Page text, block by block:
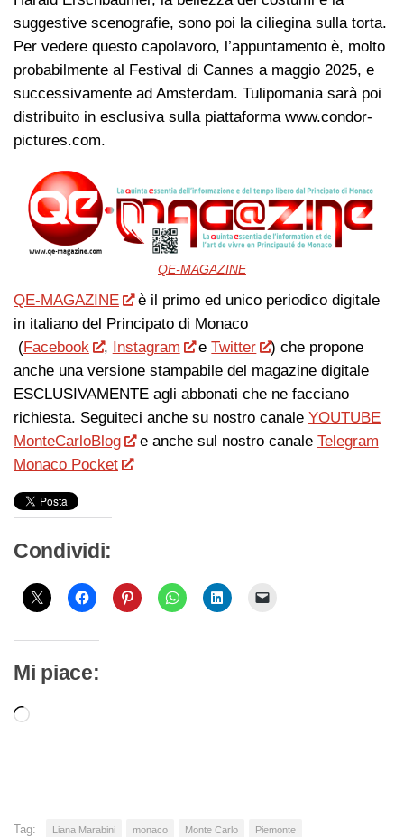
suggestive scenografie, sono poi la ciliegina sulla torta.
Per vedere questo capolavoro, l’appuntamento è, molto
probabilmente al Festival di Cannes a maggio 2025, e
successivamente ad Amsterdam. Tulipomania sarà poi
distribuito in esclusiva sulla piattaforma www.condor-
pictures.com.
QE-MAGAZINE
QE-MAGAZINE
è il primo ed unico periodico digitale
in italiano del Principato di Monaco
(Facebook , Instagram eTwitter
) che propone
anche una versione stampabile del magazine digitale
ESCLUSIVAMENTE agli abbonati che ne facciano
richiesta. Seguiteci anche su nostro canale YOUTUBE
MonteCarloBlog
e anche sul nostro canale Telegram
Monaco Pocket
Condividi:
Mi piace:
Caricamento
Tag: Liana Marabini monaco Monte Carlo Piemonte